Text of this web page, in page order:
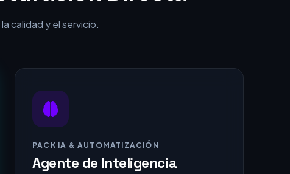
Directa